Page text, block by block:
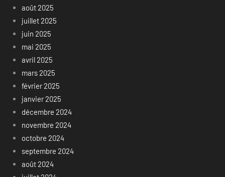
août 2025
juillet 2025
juin 2025
mai 2025
avril 2025
mars 2025
février 2025
janvier 2025
décembre 2024
novembre 2024
octobre 2024
septembre 2024
août 2024